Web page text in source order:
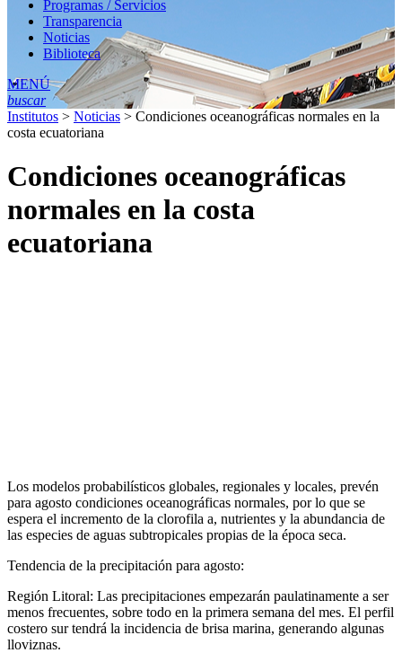
Programas / Servicios
Transparencia
Noticias
Biblioteca
MENÚ
buscar
Institutos > Noticias > Condiciones oceanográficas normales en la
costa ecuatoriana
Condiciones oceanográficas
normales en la costa
ecuatoriana
Los modelos probabilísticos globales, regionales y locales, prevén
para agosto condiciones oceanográficas normales, por lo que se
espera el incremento de la clorofila a, nutrientes y la abundancia de
las especies de aguas subtropicales propias de la época seca.
Tendencia de la precipitación para agosto:
Región Litoral: Las precipitaciones empezarán paulatinamente a ser
menos frecuentes, sobre todo en la primera semana del mes. El perfil
costero sur tendrá la incidencia de brisa marina, generando algunas
lloviznas.